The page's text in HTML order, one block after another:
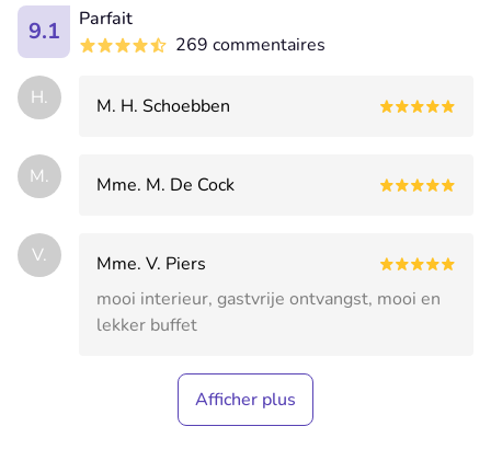
9.1
Parfait
269 commentaires
H. M. H. Schoebben
M. Mme. M. De Cock
V.
Mme. V. Piers
mooi interieur, gastvrije ontvangst, mooi en
lekker buffet
Afficher plus